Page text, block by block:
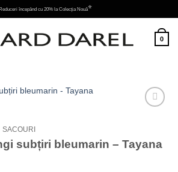
începând cu 20% la Colecția Nouă⭐
0
SACOURI
subțiri bleumarin – Tayana